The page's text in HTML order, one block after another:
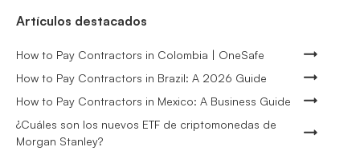
Artículos destacados
How to Pay Contractors in Colombia | OneSafe
How to Pay Contractors in Brazil: A 2026 Guide
How to Pay Contractors in Mexico: A Business Guide
¿Cuáles son los nuevos ETF de criptomonedas de
Morgan Stanley?